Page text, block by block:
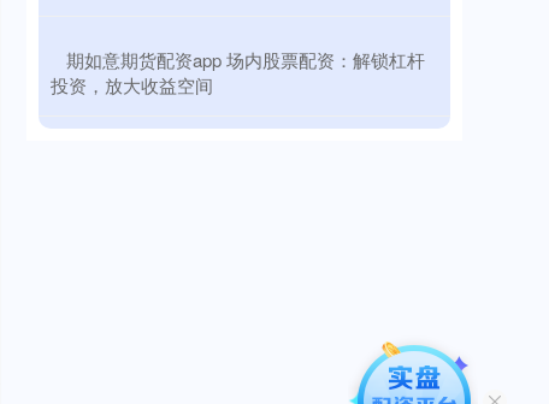
​期如意期货配资app 场内股票配资：解锁杠杆
投资，放大收益空间